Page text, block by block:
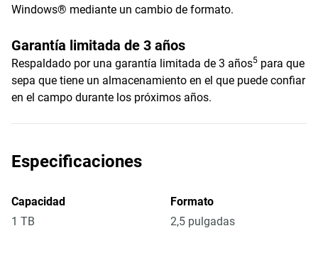
Windows® mediante un cambio de formato.
Garantía limitada de 3 años
Respaldado por una garantía limitada de 3 años5 para que
sepa que tiene un almacenamiento en el que puede confiar
en el campo durante los próximos años.
Especificaciones
Capacidad
1 TB
Formato
2,5 pulgadas